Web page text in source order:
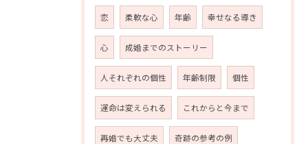
恋 柔軟な心 年齢 幸せなる導き
心 成婚までのストーリー
人それぞれの個性 年齢制限 個性
運命は変えられる これからと今まで
再婚でも大丈夫 奇跡の参考の例